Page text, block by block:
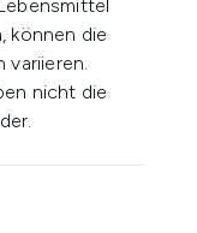
können die
variieren.
nicht die